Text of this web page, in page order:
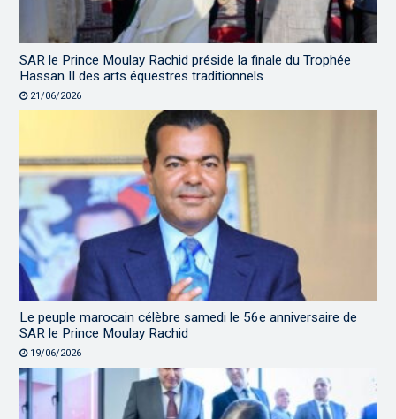
SAR le Prince Moulay Rachid préside la finale du Trophée
Hassan II des arts équestres traditionnels
21/06/2026
Le peuple marocain célèbre samedi le 56e anniversaire de
SAR le Prince Moulay Rachid
19/06/2026